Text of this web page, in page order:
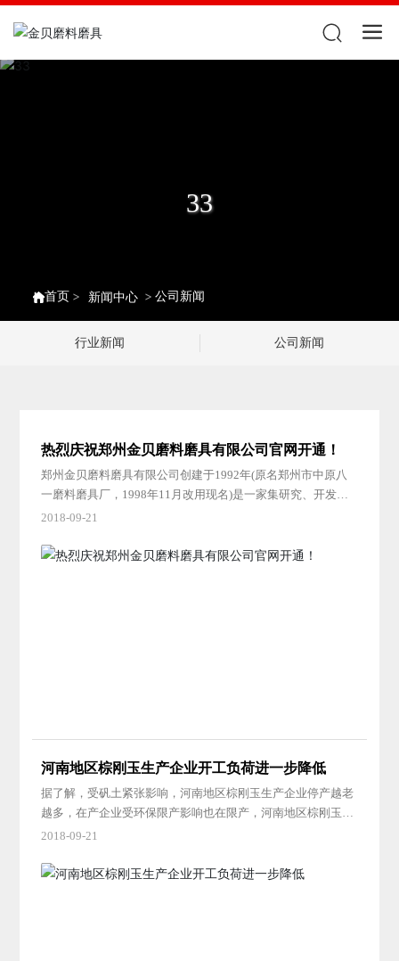
33
首页 新闻中心 公司新闻
行业新闻 公司新闻
热烈庆祝郑州金贝磨料磨具有限公司官网开通！
郑州金贝磨料磨具有限公司创建于1992年(原名郑州市中原八
一磨料磨具厂，1998年11月改用现名)是一家集研究、开发和
生产超硬磨具制品的高技术公司。 公司专业生产陶瓷、树
盘，陶瓷金刚石、CBN砂轮，电镀制品、金属及树脂结合剂超
2018-09-21
河南地区棕刚玉生产企业开工负荷进一步降低
据了解，受矾土紧张影响，河南地区棕刚玉生产企业停产越老
越多，在产企业受环保限产影响也在限产，河南地区棕刚玉生
产企业整体开工负荷进一步降低。 据悉，河南地区禁止露
也维持在高位。现棕刚玉企业采购85以上矾土轻烧熟料到厂价
2018-09-21